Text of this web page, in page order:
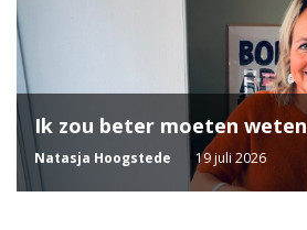
Ik zou beter moeten weten
Natasja Hoogstede 19 juli 2026